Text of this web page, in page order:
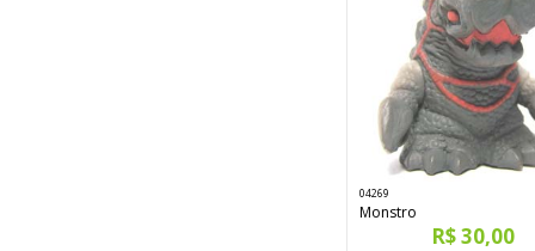
04269
Monstro
R$ 30,00